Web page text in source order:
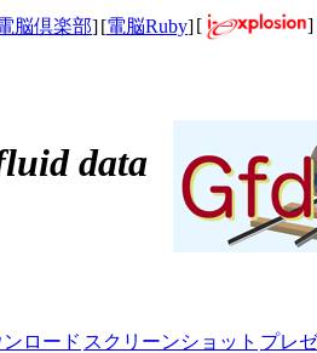
脳倶楽部][電脳Ruby][ ]
data
ンロード スクリーンショット プレ